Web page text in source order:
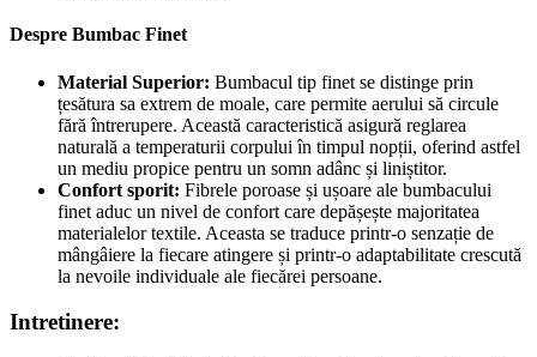
Despre Bumbac Finet
Material Superior: Bumbacul tip finet se distinge prin
țesătura sa extrem de moale, care permite aerului să circule
fără întrerupere. Această caracteristică asigură reglarea
naturală a temperaturii corpului în timpul nopții, oferind astfel
un mediu propice pentru un somn adânc și liniștitor.
Confort sporit: Fibrele poroase și ușoare ale bumbacului
finet aduc un nivel de confort care depășește majoritatea
materialelor textile. Aceasta se traduce printr-o senzație de
mângâiere la fiecare atingere și printr-o adaptabilitate crescută
la nevoile individuale ale fiecărei persoane.
Intretinere: